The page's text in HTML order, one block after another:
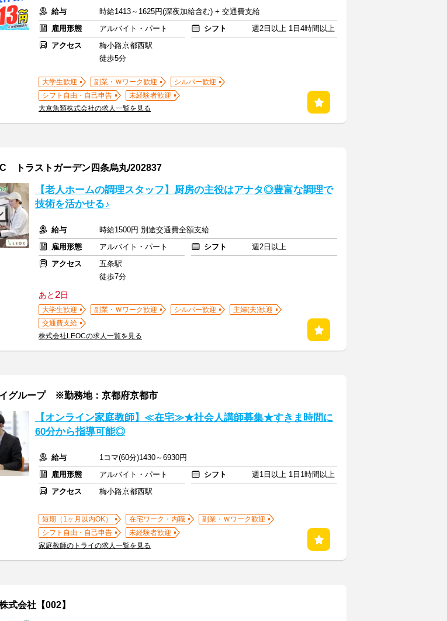
給与
時給1413～1625円(深夜加給含む) + 交通費支給
雇用形態
アルバイト・パート シフト
週2日以上 1日4時間以上
アクセス
梅小路京都西駅
徒歩5分
大学生歓迎 副業・Ｗワーク歓迎
シルバー歓迎
シフト自由・自己申告
未経験者歓迎
大京魚類株式会社の求人一覧を見る
トラストガーデン四条烏丸/202837
【老人ホームの調理スタッフ】厨房の主役はアナタ◎豊富な調理で
技術を活かせる♪
給与
時給1500円 別途交通費全額支給
雇用形態
アルバイト・パート シフト
週2日以上
アクセス
五条駅
徒歩7分
あと2日
大学生歓迎 副業・Ｗワーク歓迎 シルバー歓迎
主婦(夫)歓迎
交通費支給
株式会社LEOCの求人一覧を見る
グループ ※勤務地：京都府京都市
【オンライン家庭教師】≪在宅≫★社会人講師募集★すきま時間に
60分から指導可能◎
給与
1コマ(60分)1430～6930円
雇用形態
アルバイト・パート シフト
週1日以上 1日1時間以上
アクセス
梅小路京都西駅
短期（1ヶ月以内OK） 在宅ワーク・内職
副業・Ｗワーク歓迎
シフト自由・自己申告
未経験者歓迎
家庭教師のトライの求人一覧を見る
式会社【002】